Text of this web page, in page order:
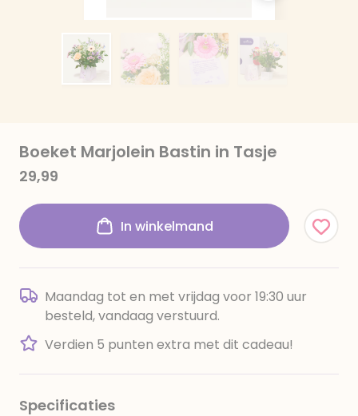
Boeket Marjolein Bastin in Tasje
29,99
In winkelmand
Maandag tot en met vrijdag voor 19:30 uur
besteld, vandaag verstuurd.
Verdien 5 punten extra met dit cadeau!
Specificaties